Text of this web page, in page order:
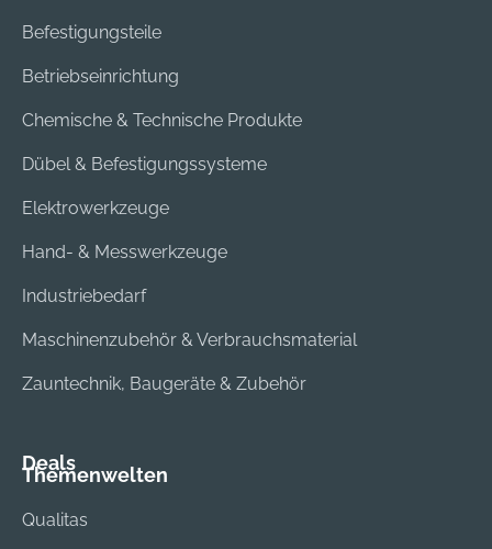
Befestigungsteile
Betriebseinrichtung
Chemische & Technische Produkte
Dübel & Befestigungssysteme
Elektrowerkzeuge
Hand- & Messwerkzeuge
Industriebedarf
Maschinenzubehör & Verbrauchsmaterial
Zauntechnik, Baugeräte & Zubehör
Deals
Themenwelten
Qualitas